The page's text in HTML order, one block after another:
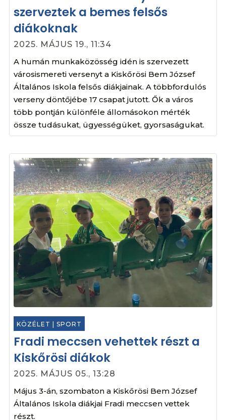
szerveztek a bemes felsős
diákoknak
2025. MÁJUS 19., 11:34
A humán munkaközösség idén is szervezett
városismereti versenyt a Kiskőrösi Bem József
Általános Iskola felsős diákjainak. A többfordulós
verseny döntőjébe 17 csapat jutott. Ők a város
több pontján különféle állomásokon mérték
össze tudásukat, ügyességüket, gyorsaságukat.
KÖZÉLET | SPORT
Fradi meccsen vehettek részt a
Kiskőrösi diákok
2025. MÁJUS 05., 13:28
Május 3-án, szombaton a Kiskőrösi Bem József
Általános Iskola diákjai Fradi meccsen vettek
részt.